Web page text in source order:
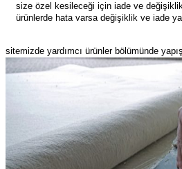
size özel kesileceği için iade ve
ürünlerde hata varsa değişiklik ve iade
sitemizde yardımcı ürünler bölümünde